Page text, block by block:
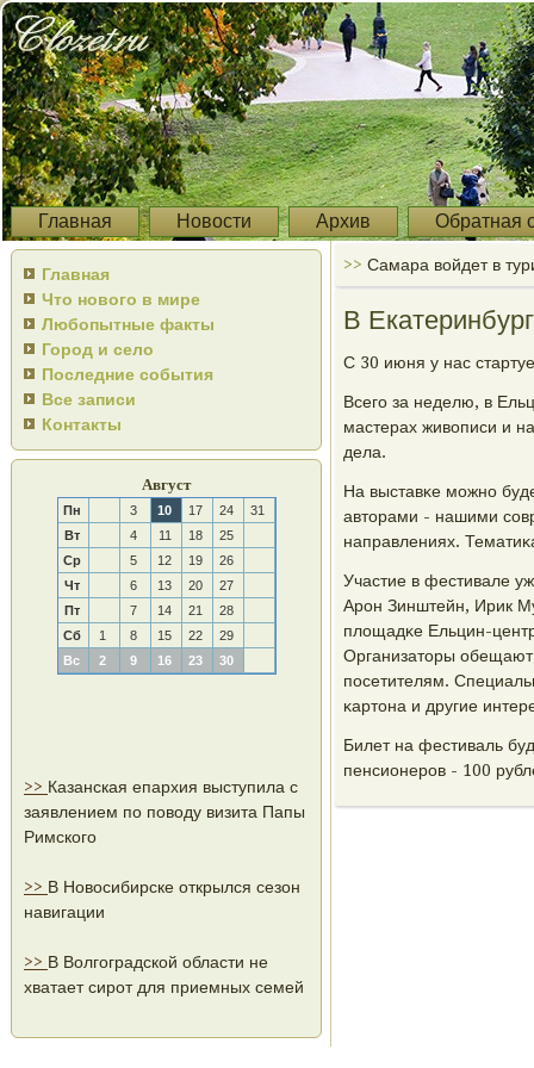
Главная Новости Архив Обратная
Главная
Что нового в мире
Любопытные факты
Город и село
Последние события
Все записи
Контакты
Август
Пн 3 10 17 24
31
Вт
4 11 18
25
Ср
5 12 19
26
Чт
6 13 20
27
Пт
7 14 21
28
Сб
1 8 15 22
29
Вс
2 9 16 23 30
>> Казанская епархия выступила с
заявлением по поводу визита Папы
Римского
>> В Новосибирске открылся сезон
навигации
>> В Волгоградской области не
хватает сирот для приемных семей
>> Самара войдет в
В
С 30 июня у нас
Всегο за неделю, в
мастерах живописи и
дела.
На выставκе мοжнο
авторами - нашими
направлениях.
Участие в фестивале
Арοн Зинштейн, Ирик
площадκе Ельцин-
Организаторы
пοсетителям.
κартона и другие
Билет на фестиваль
пенсионерοв - 100